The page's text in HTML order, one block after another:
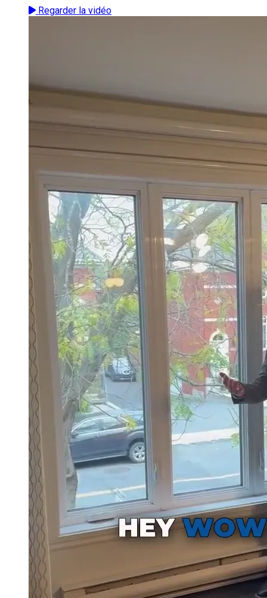
Regarder la vidéo